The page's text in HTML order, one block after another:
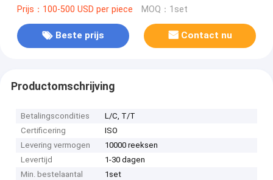
Prijs：100-500 USD per piece MOQ：1set
Beste prijs Contact nu
Productomschrijving
Betalingscondities
L/C, T/T
Certificering
ISO
Levering vermogen
10000 reeksen
Levertijd
1-30 dagen
Min. bestelaantal
1set